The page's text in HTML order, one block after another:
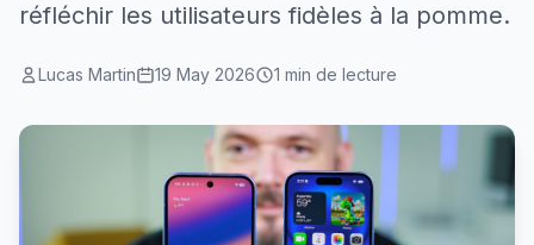
réfléchir les utilisateurs fidèles à la pomme.
Lucas Martin 19 May 2026 1 min de lecture